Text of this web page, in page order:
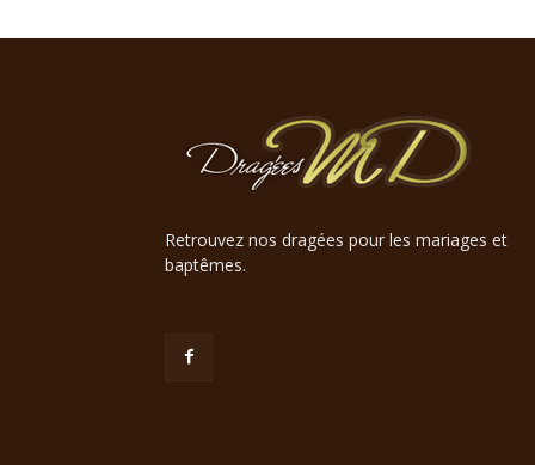
Retrouvez nos dragées pour les mariages et
baptêmes.